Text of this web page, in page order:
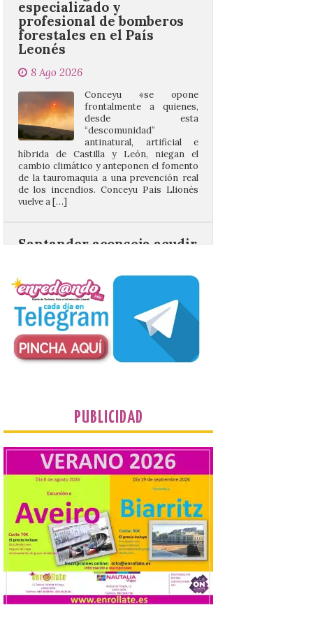
Leonés
8 Ago 2026
“descomunidad”
antinatural, artificial e
híbrida de Castilla y León, niegan el
cambio climático y anteponen el fomento
de la tauromaquia a una prevención real
de los incendios. Conceyu Pais Llionés
vuelve a […]
Santander aconseja acudir
vehículo privado para el
8 Ago 2026
El TUS cuenta con líneas
que llegan a la zona en
puntos como el faro de
Cabo Mayor, Cueto,
Corbanera o Ciriego y
reforzará la movilidad con un servicio
Turismo de Extremadura
impulsa nuevas
iniciativas relacionadas
con el trío de eclipses para
afianzar a Extremadura
como referente en
astroturismo
8 Ago 2026
Extremadura cuenta con
uno de los cielos
estrellados con menor
contaminación lumínica
de Europa, un recurso
PUBLICIDAD